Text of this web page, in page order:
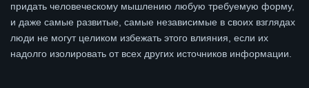
придать человеческому мышлению любую требуемую форму,
и даже самые развитые, самые независимые в своих взглядах
люди не могут целиком избежать этого влияния, если их
надолго изолировать от всех других источников информации.